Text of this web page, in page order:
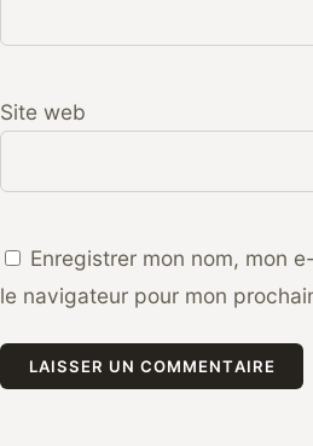
Site web
Enregistrer mon nom, mon
le navigateur pour mon